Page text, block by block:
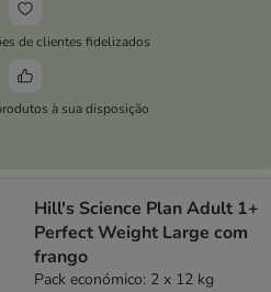
de clientes fidelizados
à sua disposição
Hill's Science Plan Adult 1+
Perfect Weight Large com
frango
Pack económico: 2 x 12 kg